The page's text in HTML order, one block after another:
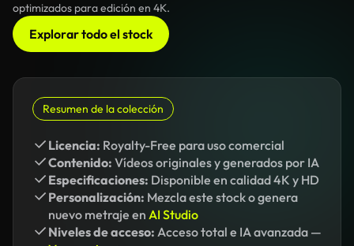
optimizados para edición en 4K.
Explorar todo el stock
Resumen de la colección
Licencia: Royalty-Free para uso comercial
Contenido: Vídeos originales y generados por IA
Especificaciones: Disponible en calidad 4K y HD
Personalización: Mezcla este stock o genera
nuevo metraje en AI Studio
Niveles de acceso: Acceso total e IA avanzada —